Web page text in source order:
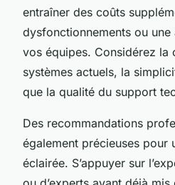
entraîner des coûts
dysfonctionnements ou
vos équipes. Considérez
systèmes actuels, la
que la qualité du support
Des recommandations
également précieuses pour
éclairée. S’appuyer sur